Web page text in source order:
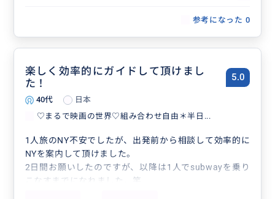
参考になった 0
楽しく効率的にガイドして頂けまし
た！
5.0
40代
日本
♡まるで映画の世界♡組み合わせ自由＊半日...
1人旅のNY不安でしたが、出発前から相談して効率的に
NYを案内して頂けました。
2日間お願いしたのですが、以降は1人でsubwayを乗り
こなすまでになれました。笑